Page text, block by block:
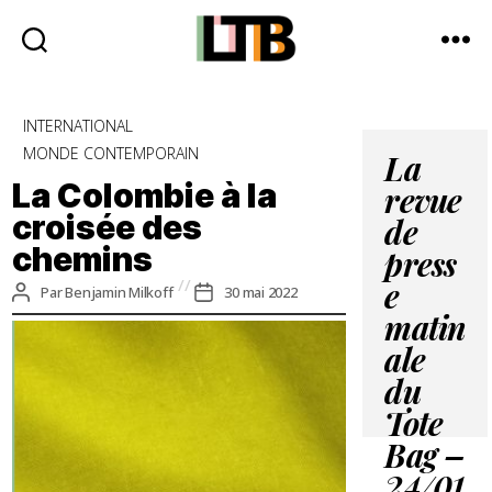
Média
d'information
Catégories
INTERNATIONAL
MONDE CONTEMPORAIN
La Colombie à la
croisée des
chemins
Auteur
de
ParBenjamin Milkoff
Date
de
l’article
30 mai 2022
La
revue
de
press
e
matin
ale
du
Tote
Bag –